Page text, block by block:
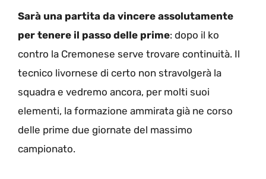
Sarà una partita da vincere assolutamente
per tenere il passo delle prime: dopo il ko
contro la Cremonese serve trovare continuità. Il
tecnico livornese di certo non stravolgerà la
squadra e vedremo ancora, per molti suoi
elementi, la formazione ammirata già ne corso
delle prime due giornate del massimo
campionato.